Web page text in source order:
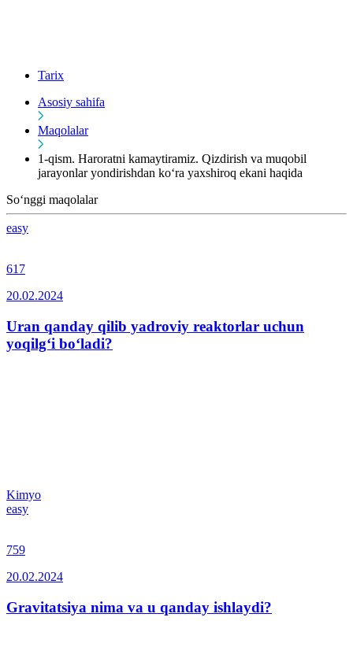
Tarix
Asosiy sahifa
Maqolalar
1-qism. Haroratni kamaytiramiz. Qizdirish va muqobil
jarayonlar yondirishdan ko‘ra yaxshiroq ekani haqida
So‘nggi maqolalar
easy
617
20.02.2024
Uran qanday qilib yadroviy reaktorlar uchun
yoqilg‘i bo‘ladi?
Kimyo
easy
759
20.02.2024
Gravitatsiya nima va u qanday ishlaydi?